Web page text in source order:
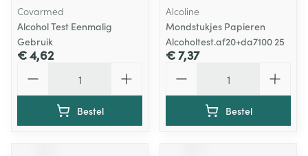
Covarmed
Alcohol Test Eenmalig
Gebruik
€ 4,62
Bestel
Alcoline
Mondstukjes Papieren
Alcoholtest.af20+da7100 25
€ 7,37
Bestel